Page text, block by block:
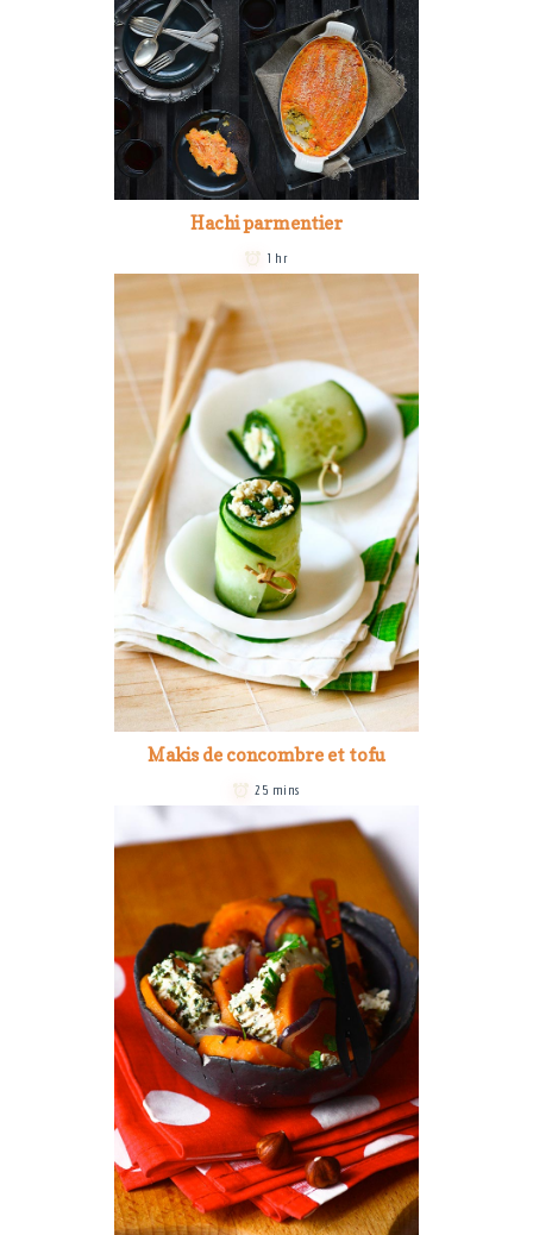
Hachi parmentier
1 hr
Makis de concombre et tofu
25 mins